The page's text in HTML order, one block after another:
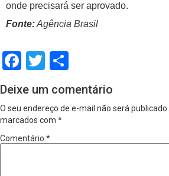
onde precisará ser aprovado.
Fonte:Agência Brasil
Facebook
Twitter
Deixe um comentário
O seu endereço de e-mail não será publicado.
marcados com *
Comentário *